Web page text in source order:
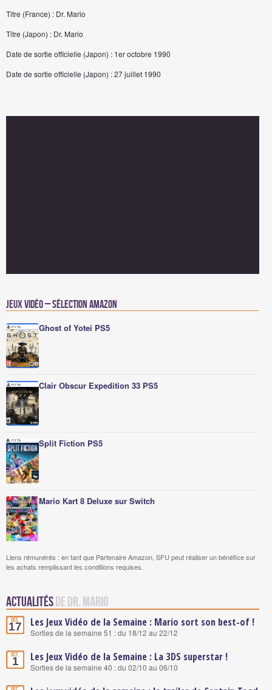
Titre (France) : Dr. Mario
Titre (Japon) : Dr. Mario
Date de sortie officielle (Japon) : 1er octobre 1990
Date de sortie officielle (Japon) : 27 juillet 1990
Jeux vidéo – Sélection Amazon
Ghost of Yotei PS5
Clair Obscur Expedition 33 PS5
Split Fiction PS5
Mario Kart 8 Deluxe sur Switch
Liens rémunérés : en tant que Partenaire Amazon, SFU peut réaliser un bénéfice sur
les achats remplissant les conditions requises.
Actualitésde Dr. Mario
Déc.
17 Les Jeux Vidéo de la Semaine : Mario sort son best-of !
Sorties de la semaine 51 : du 18/12 au 22/12
Oct.
1 Les Jeux Vidéo de la Semaine : La 3DS superstar !
Sorties de la semaine 40 : du 02/10 au 06/10